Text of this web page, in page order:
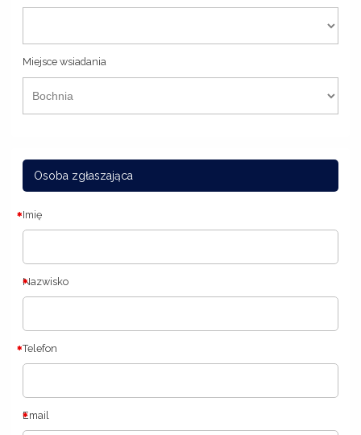
Miejsce wsiadania
Osoba zgłaszająca
Imię
Nazwisko
Telefon
Email